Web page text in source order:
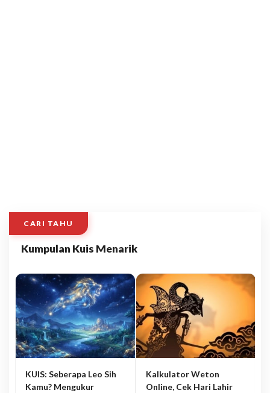
CARI TAHU
Kumpulan Kuis Menarik
KUIS: Seberapa Leo Sih
Kamu? Mengukur
Kalkulator Weton
Online, Cek Hari Lahir